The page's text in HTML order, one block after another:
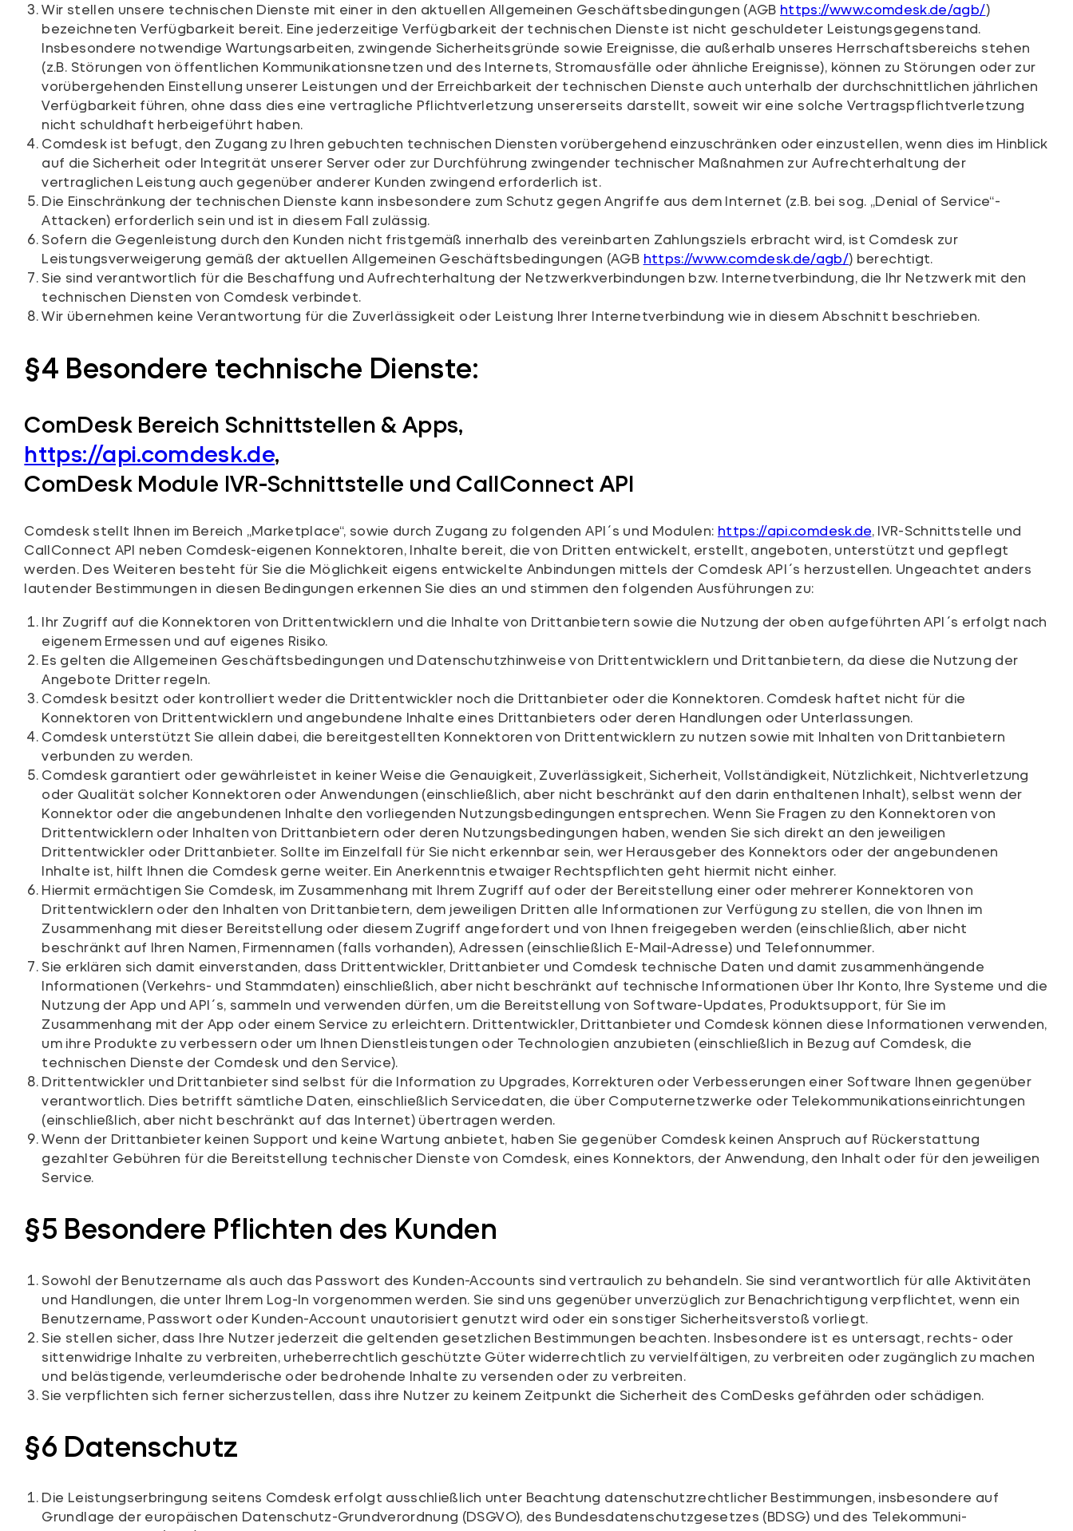
Wir stellen unsere technischen Dienste mit einer in den aktuellen Allgemeinen Geschäftsbedingungen (AGB https://www.comdesk.de/agb/)
bezeichneten Verfügbarkeit bereit. Eine jederzeitige Verfügbarkeit der technischen Dienste ist nicht geschuldeter Leistungsgegenstand.
Insbesondere notwendige Wartungsarbeiten, zwingende Sicherheitsgründe sowie Ereignisse, die außerhalb unseres Herrschaftsbereichs stehen
(z.B. Störungen von öffentlichen Kommunikationsnetzen und des Internets, Stromausfälle oder ähnliche Ereignisse), können zu Störungen oder zur
vorübergehenden Einstellung unserer Leistungen und der Erreichbarkeit der technischen Dienste auch unterhalb der durchschnittlichen jährlichen
Verfügbarkeit führen, ohne dass dies eine vertragliche Pflichtverletzung unsererseits darstellt, soweit wir eine solche Vertragspflichtverletzung
nicht schuldhaft herbeigeführt haben.
Comdesk ist befugt, den Zugang zu Ihren gebuchten technischen Diensten vorübergehend einzuschränken oder einzustellen, wenn dies im Hinblick
auf die Sicherheit oder Integrität unserer Server oder zur Durchführung zwingender technischer Maßnahmen zur Aufrechterhaltung der
vertraglichen Leistung auch gegenüber anderer Kunden zwingend erforderlich ist.
Die Einschränkung der technischen Dienste kann insbesondere zum Schutz gegen Angriffe aus dem Internet (z.B. bei sog. „Denial of Service“-
Attacken) erforderlich sein und ist in diesem Fall zulässig.
Sofern die Gegenleistung durch den Kunden nicht fristgemäß innerhalb des vereinbarten Zahlungsziels erbracht wird, ist Comdesk zur
Leistungsverweigerung gemäß der aktuellen Allgemeinen Geschäftsbedingungen (AGB https://www.comdesk.de/agb/) berechtigt.
Sie sind verantwortlich für die Beschaffung und Aufrechterhaltung der Netzwerkverbindungen bzw. Internetverbindung, die Ihr Netzwerk mit den
technischen Diensten von Comdesk verbindet.
Wir übernehmen keine Verantwortung für die Zuverlässigkeit oder Leistung Ihrer Internetverbindung wie in diesem Abschnitt beschrieben.
§4 Besondere technische Dienste:
ComDesk Bereich Schnittstellen & Apps,
https://api.comdesk.de,
ComDesk Module IVR-Schnittstelle und CallConnect API
Comdesk stellt Ihnen im Bereich „Marketplace“, sowie durch Zugang zu folgenden API´s und Modulen: https://api.comdesk.de, IVR-Schnittstelle und
CallConnect API neben Comdesk-eigenen Konnektoren, Inhalte bereit, die von Dritten entwickelt, erstellt, angeboten, unterstützt und gepflegt
werden. Des Weiteren besteht für Sie die Möglichkeit eigens entwickelte Anbindungen mittels der Comdesk API´s herzustellen. Ungeachtet anders
lautender Bestimmungen in diesen Bedingungen erkennen Sie dies an und stimmen den folgenden Ausführungen zu:
Ihr Zugriff auf die Konnektoren von Drittentwicklern und die Inhalte von Drittanbietern sowie die Nutzung der oben aufgeführten API´s erfolgt nach
eigenem Ermessen und auf eigenes Risiko.
Es gelten die Allgemeinen Geschäftsbedingungen und Datenschutzhinweise von Drittentwicklern und Drittanbietern, da diese die Nutzung der
Angebote Dritter regeln.
Comdesk besitzt oder kontrolliert weder die Drittentwickler noch die Drittanbieter oder die Konnektoren. Comdesk haftet nicht für die
Konnektoren von Drittentwicklern und angebundene Inhalte eines Drittanbieters oder deren Handlungen oder Unterlassungen.
Comdesk unterstützt Sie allein dabei, die bereitgestellten Konnektoren von Drittentwicklern zu nutzen sowie mit Inhalten von Drittanbietern
verbunden zu werden.
Comdesk garantiert oder gewährleistet in keiner Weise die Genauigkeit, Zuverlässigkeit, Sicherheit, Vollständigkeit, Nützlichkeit, Nichtverletzung
oder Qualität solcher Konnektoren oder Anwendungen (einschließlich, aber nicht beschränkt auf den darin enthaltenen Inhalt), selbst wenn der
Konnektor oder die angebundenen Inhalte den vorliegenden Nutzungsbedingungen entsprechen. Wenn Sie Fragen zu den Konnektoren von
Drittentwicklern oder Inhalten von Drittanbietern oder deren Nutzungsbedingungen haben, wenden Sie sich direkt an den jeweiligen
Drittentwickler oder Drittanbieter. Sollte im Einzelfall für Sie nicht erkennbar sein, wer Herausgeber des Konnektors oder der angebundenen
Inhalte ist, hilft Ihnen die Comdesk gerne weiter. Ein Anerkenntnis etwaiger Rechtspflichten geht hiermit nicht einher.
Hiermit ermächtigen Sie Comdesk, im Zusammenhang mit Ihrem Zugriff auf oder der Bereitstellung einer oder mehrerer Konnektoren von
Drittentwicklern oder den Inhalten von Drittanbietern, dem jeweiligen Dritten alle Informationen zur Verfügung zu stellen, die von Ihnen im
Zusammenhang mit dieser Bereitstellung oder diesem Zugriff angefordert und von Ihnen freigegeben werden (einschließlich, aber nicht
beschränkt auf Ihren Namen, Firmennamen (falls vorhanden), Adressen (einschließlich E-Mail-Adresse) und Telefonnummer.
Sie erklären sich damit einverstanden, dass Drittentwickler, Drittanbieter und Comdesk technische Daten und damit zusammenhängende
Informationen (Verkehrs- und Stammdaten) einschließlich, aber nicht beschränkt auf technische Informationen über Ihr Konto, Ihre Systeme und die
Nutzung der App und API´s, sammeln und verwenden dürfen, um die Bereitstellung von Software-Updates, Produktsupport, für Sie im
Zusammenhang mit der App oder einem Service zu erleichtern. Drittentwickler, Drittanbieter und Comdesk können diese Informationen verwenden,
um ihre Produkte zu verbessern oder um Ihnen Dienstleistungen oder Technologien anzubieten (einschließlich in Bezug auf Comdesk, die
technischen Dienste der Comdesk und den Service).
Drittentwickler und Drittanbieter sind selbst für die Information zu Upgrades, Korrekturen oder Verbesserungen einer Software Ihnen gegenüber
verantwortlich. Dies betrifft sämtliche Daten, einschließlich Servicedaten, die über Computernetzwerke oder Tele­kommuni­kationseinrichtungen
(einschließlich, aber nicht beschränkt auf das Internet) übertragen werden.
Wenn der Drittanbieter keinen Support und keine Wartung anbietet, haben Sie gegenüber Comdesk keinen Anspruch auf Rückerstattung
gezahlter Gebühren für die Bereitstellung technischer Dienste von Comdesk, eines Konnektors, der Anwendung, den Inhalt oder für den jeweiligen
Service.
§5 Besondere Pflichten des Kunden
Sowohl der Benutzername als auch das Passwort des Kunden-Accounts sind vertraulich zu behandeln. Sie sind verantwortlich für alle Aktivitäten
und Handlungen, die unter Ihrem Log-In vorgenommen werden. Sie sind uns gegenüber unverzüglich zur Benachrichtigung verpflichtet, wenn ein
Benutzername, Passwort oder Kunden-Account unautorisiert genutzt wird oder ein sonstiger Sicherheitsverstoß vorliegt.
Sie stellen sicher, dass Ihre Nutzer jederzeit die geltenden gesetzlichen Bestimmungen beachten. Insbesondere ist es untersagt, rechts- oder
sittenwidrige Inhalte zu verbreiten, urheberrechtlich geschützte Güter widerrechtlich zu vervielfältigen, zu verbreiten oder zugänglich zu machen
und belästigende, verleumderische oder bedrohende Inhalte zu versenden oder zu verbreiten.
Sie verpflichten sich ferner sicherzustellen, dass ihre Nutzer zu keinem Zeitpunkt die Sicherheit des ComDesks gefährden oder schädigen.
§6 Datenschutz
Die Leistungserbringung seitens Comdesk erfolgt ausschließlich unter Beachtung datenschutzrechtlicher Bestimmungen, insbesondere auf
Grundlage der europäischen Datenschutz-Grundverordnung (DSGVO), des Bundesdatenschutzgesetzes (BDSG) und des Tele­kommuni­